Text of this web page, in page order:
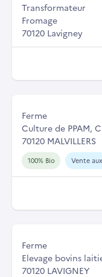
Transformateur
Fromage
70120 Lavigney
Ferme
Culture de PPAM,
70120 MALVILLERS
100% Bio Vente
Ferme
Elevage bovins
70120 LAVIGNEY